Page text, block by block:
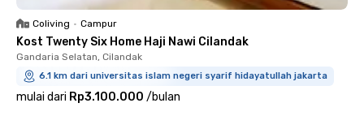
Coliving • Campur
Kost Twenty Six Home Haji Nawi Cilandak
Gandaria Selatan, Cilandak
6.1 km dari universitas islam negeri syarif hidayatullah jakarta
mulai dari Rp3.100.000 /bulan